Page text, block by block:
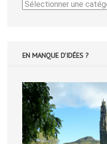
Catégories
EN MANQUE D'IDÉES ?